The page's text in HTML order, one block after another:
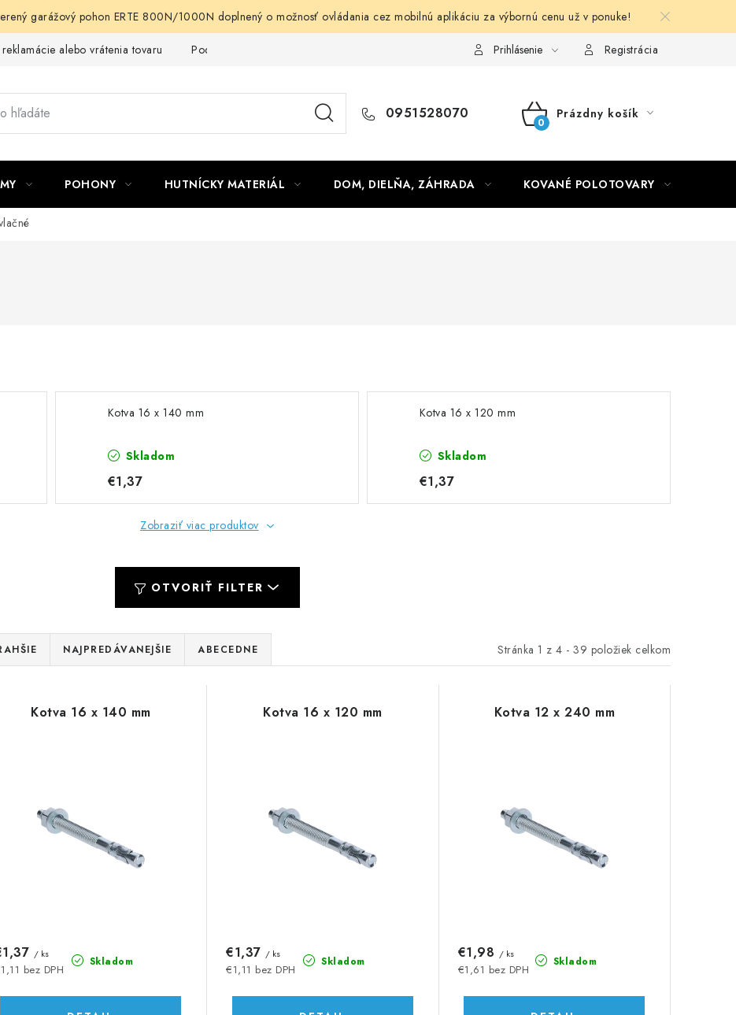
garážový pohon ERTE 800N/1000N doplnený o možnosť ovládania cez mobilnú aplikáciu za výbornú cenu už v ponuke!
alebo vrátenia tovaru Podmienky ochrany osobných údajov Obchodné podmienkyPrihlásenie Registrácia
0951528070
NÁKUPNÝ
Prázdny košík
POHONY HUTNÍCKY MATERIÁL DOM, DIELŇA, ZÁHRADA KOVANÉ POLOTOVARY
Kotva 16 x 140 mm
Skladom
€1,37
Kotva 16 x 120 mm
Skladom
€1,37
Zobraziť viac produktov
OTVORIŤ FILTER
Stránka 1 z 4 - 39 položiek celkom
NAJPREDÁVANEJŠIE ABECEDNE
Kotva 16 x 140 mm
Skladom
bez DPH
/ ks
Kotva 16 x 120 mm
Skladom
€1,11 bez DPH
€1,37 / ks
Kotva 12 x 240 mm
Skladom
€1,61 bez DPH
€1,98 / ks